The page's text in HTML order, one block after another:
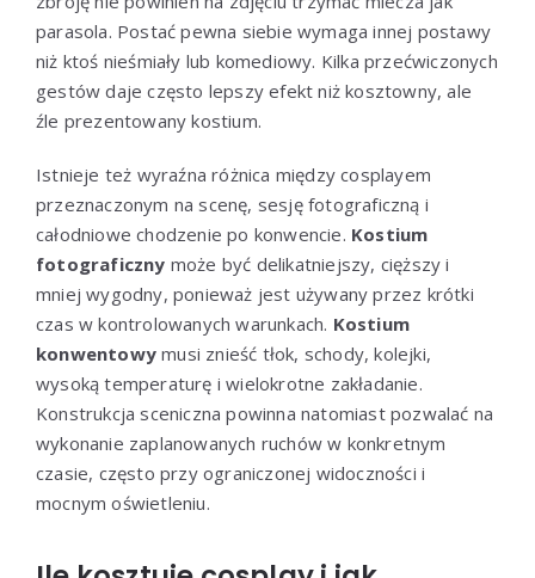
parasola. Postać pewna siebie wymaga innej postawy
niż ktoś nieśmiały lub komediowy. Kilka przećwiczonych
gestów daje często lepszy efekt niż kosztowny, ale
źle prezentowany kostium.
Istnieje też wyraźna różnica między cosplayem
przeznaczonym na scenę, sesję fotograficzną i
całodniowe chodzenie po konwencie. Kostium
fotograficzny może być delikatniejszy, cięższy i
mniej wygodny, ponieważ jest używany przez krótki
czas w kontrolowanych warunkach. Kostium
konwentowy musi znieść tłok, schody, kolejki,
wysoką temperaturę i wielokrotne zakładanie.
Konstrukcja sceniczna powinna natomiast pozwalać na
wykonanie zaplanowanych ruchów w konkretnym
czasie, często przy ograniczonej widoczności i
mocnym oświetleniu.